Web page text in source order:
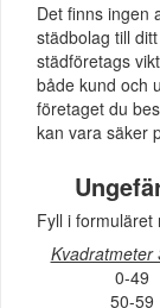
Det finns ingen
städbolag till
städföretags
både kund och
företaget du
kan vara säker
Fyll i formuläret
Kvadratmeter
0-49
50-59